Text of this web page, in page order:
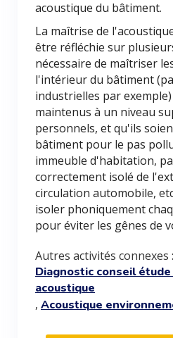
acoustique du bâtiment.
La maîtrise de
être réfléchie sur
nécessaire de maîtriser
l'intérieur du bâtiment
industrielles par
maintenus à un niveau
personnels, et qu'ils
bâtiment pour le pas
immeuble d'habitation,
correctement isolé de
circulation automobile,
isoler phoniquement
pour éviter les gênes de
Autres activités connexes :
Diagnostic conseil
acoustique
, Acoustique